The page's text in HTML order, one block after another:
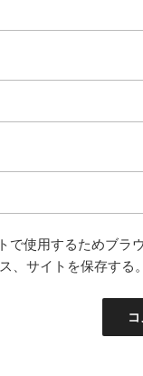
で使用するためブラ
、サイトを保存する。